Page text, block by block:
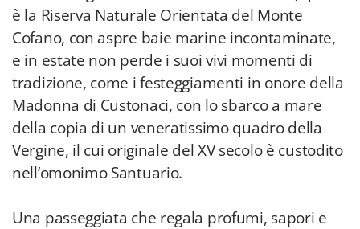
è la Riserva Naturale Orientata del Monte
Cofano, con aspre baie marine incontaminate,
e in estate non perde i suoi vivi momenti di
tradizione, come i festeggiamenti in onore della
Madonna di Custonaci, con lo sbarco a mare
della copia di un veneratissimo quadro della
Vergine, il cui originale del XV secolo è custodito
nell’omonimo Santuario.
Una passeggiata che regala profumi, sapori e